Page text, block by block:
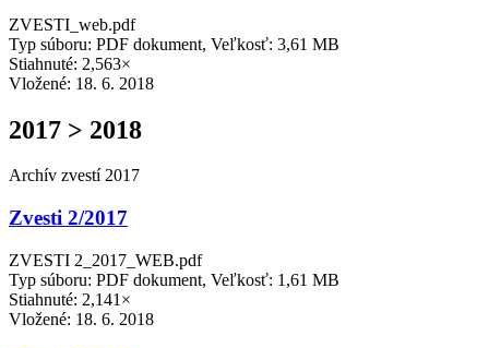
ZVESTI_web.pdf
Typ súboru: PDF dokument, Veľkosť: 3,61 MB
Stiahnuté: 2,563×
Vložené: 18. 6. 2018
2017 > 2018
Archív zvestí 2017
Zvesti 2/2017
ZVESTI 2_2017_WEB.pdf
Typ súboru: PDF dokument, Veľkosť: 1,61 MB
Stiahnuté: 2,141×
Vložené: 18. 6. 2018